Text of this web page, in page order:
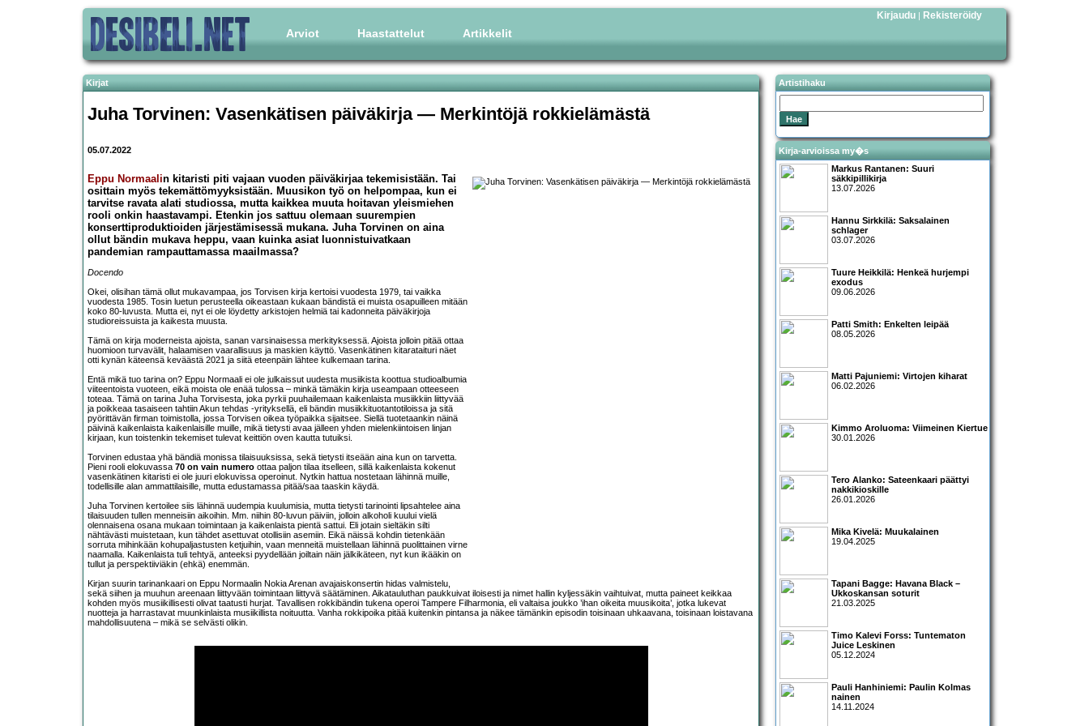
Arviot Haastattelut Artikkelit
Kirjaudu | Rekisteröidy
Kirjat
Juha Torvinen: Vasenkätisen päiväkirja — Merkintöjä rokkielämästä
05.07.2022
Eppu Normaalin kitaristi piti vajaan vuoden päiväkirjaa tekemisistään. Tai
osittain myös tekemättömyyksistään. Muusikon työ on helpompaa, kun ei
tarvitse ravata alati studiossa, mutta kaikkea muuta hoitavan yleismiehen
rooli onkin haastavampi. Etenkin jos sattuu olemaan suurempien
konserttiproduktioiden järjestämisessä mukana. Juha Torvinen on aina
ollut bändin mukava heppu, vaan kuinka asiat luonnistuivatkaan
pandemian rampauttamassa maailmassa?
Docendo
Okei, olisihan tämä ollut mukavampaa, jos Torvisen kirja kertoisi vuodesta 1979, tai vaikka
vuodesta 1985. Tosin luetun perusteella oikeastaan kukaan bändistä ei muista osapuilleen mitään
koko 80-luvusta. Mutta ei, nyt ei ole löydetty arkistojen helmiä tai kadonneita päiväkirjoja
studioreissuista ja kaikesta muusta.
Tämä on kirja moderneista ajoista, sanan varsinaisessa merkityksessä. Ajoista jolloin pitää ottaa
huomioon turvavälit, halaamisen vaarallisuus ja maskien käyttö. Vasenkätinen kitarataituri näet
otti kynän käteensä keväästä 2021 ja siitä eteenpäin lähtee kulkemaan tarina.
Entä mikä tuo tarina on? Eppu Normaali ei ole julkaissut uudesta musiikista koottua studioalbumia
viiteentoista vuoteen, eikä moista ole enää tulossa – minkä tämäkin kirja useampaan otteeseen
toteaa. Tämä on tarina Juha Torvisesta, joka pyrkii puuhailemaan kaikenlaista musiikkiin liittyvää
ja poikkeaa tasaiseen tahtiin Akun tehdas -yrityksellä, eli bändin musiikkituotantotiloissa ja sitä
pyörittävän firman toimistolla, jossa Torvisen oikea työpaikka sijaitsee. Siellä tuotetaankin näinä
päivinä kaikenlaista kaikenlaisille muille, mikä tietysti avaa jälleen yhden mielenkiintoisen linjan
kirjaan, kun toistenkin tekemiset tulevat keittiön oven kautta tutuiksi.
Torvinen edustaa yhä bändiä monissa tilaisuuksissa, sekä tietysti itseään aina kun on tarvetta.
Pieni rooli elokuvassa 70 on vain numero ottaa paljon tilaa itselleen, sillä kaikenlaista kokenut
vasenkätinen kitaristi ei ole juuri elokuvissa operoinut. Nytkin hattua nostetaan lähinnä muille,
todellisille alan ammattilaisille, mutta edustamassa pitää/saa taaskin käydä.
Juha Torvinen kertoilee siis lähinnä uudempia kuulumisia, mutta tietysti tarinointi lipsahtelee aina
tilaisuuden tullen menneisiin aikoihin. Mm. niihin 80-luvun päiviin, jolloin alkoholi kuului vielä
olennaisena osana mukaan toimintaan ja kaikenlaista pientä sattui. Eli jotain sieltäkin silti
nähtävästi muistetaan, kun tähdet asettuvat otollisiin asemiin. Eikä näissä kohdin tietenkään
sorruta mihinkään kohupaljastusten ketjuihin, vaan menneitä muistellaan lähinnä puolittainen virne
naamalla. Kaikenlaista tuli tehtyä, anteeksi pyydellään joiltain näin jälkikäteen, nyt kun ikääkin on
tullut ja perspektiiviäkin (ehkä) enemmän.
Kirjan suurin tarinankaari on Eppu Normaalin Nokia Arenan avajaiskonsertin hidas valmistelu,
sekä siihen ja muuhun areenaan liittyvään toimintaan liittyvä säätäminen. Aikatauluthan paukkuivat iloisesti ja nimet hallin kyljessäkin vaihtuivat, mutta paineet keikkaa
kohden myös musiikillisesti olivat taatusti hurjat. Tavallisen rokkibändin tukena operoi Tampere Filharmonia, eli valtaisa joukko ’ihan oikeita muusikoita’, jotka lukevat
nuotteja ja harrastavat muunkinlaista musiikillista noituutta. Vanha rokkipoika pitää kuitenkin pintansa ja näkee tämänkin episodin toisinaan uhkaavana, toisinaan loistavana
mahdollisuutena – mikä se selvästi olikin.
Artistihaku
Kirja-arvioissa my�s
Markus Rantanen: Suuri
säkkipillikirja
13.07.2026
Hannu Sirkkilä: Saksalainen
schlager
03.07.2026
Tuure Heikkilä: Henkeä hurjempi
exodus
09.06.2026
Patti Smith: Enkelten leipää
08.05.2026
Matti Pajuniemi: Virtojen kiharat
06.02.2026
Kimmo Aroluoma: Viimeinen Kiertue
30.01.2026
Tero Alanko: Sateenkaari päättyi
nakkikioskille
26.01.2026
Mika Kivelä: Muukalainen
19.04.2025
Tapani Bagge: Havana Black –
Ukkoskansan soturit
21.03.2025
Timo Kalevi Forss: Tuntematon
Juice Leskinen
05.12.2024
Pauli Hanhiniemi: Paulin Kolmas
nainen
14.11.2024